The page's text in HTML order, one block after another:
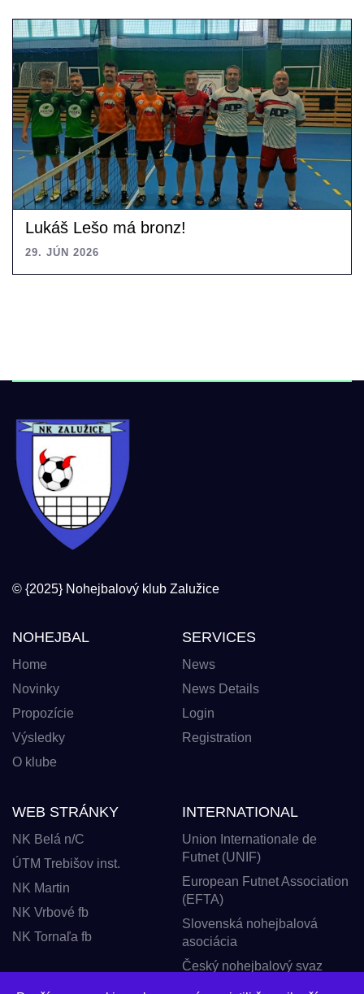
Lukáš Lešo má bronz!
29. JÚN 2026
© {2025} Nohejbalový klub Zalužice
NOHEJBAL
Home
Novinky
Propozície
Výsledky
O klube
SERVICES
News
News Details
Login
Registration
WEB STRÁNKY
NK Belá n/C
ÚTM Trebišov inst.
NK Martin
NK Vrbové fb
NK Tornaľa fb
INTERNATIONAL
Union Internationale de
Futnet (UNIF)
European Futnet Association
(EFTA)
Slovenská nohejbalová
asociácia
Český nohejbalový svaz
FUTNET ROMANIA